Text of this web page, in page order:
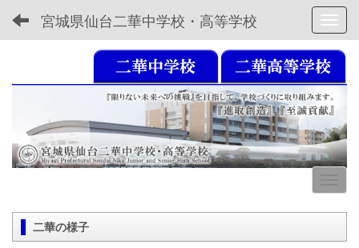
宮城県仙台二華中学校・高等学校
二華の様子